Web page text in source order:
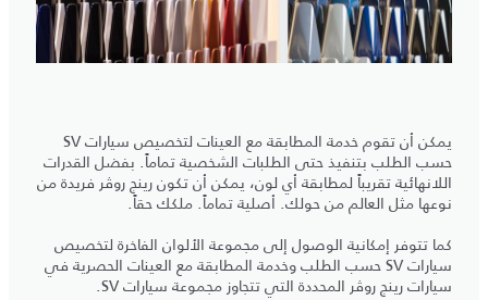
يمكن أن تقوم خدمة المطابقة مع العينات لتخصيص سيارات SV
حسب الطلب بتنفيذ حتى الطلبات الشخصية تماماً. بفضل القدرات
اللانهائية تقريباً لمطابقة أي لون، يمكن أن تكون رينج روڤر فريدة من
نوعها مثل العالم من حولك. أصلية تماماً. ملكك حقاً.
كما تتوفر إمكانية الوصول إلى مجموعة الألوان الفاخرة لتخصيص
سيارات SV حسب الطلب وخدمة المطابقة مع العينات الحصرية في
سيارات رينج روڤر المحددة التي تتجاوز مجموعة سيارات SV.